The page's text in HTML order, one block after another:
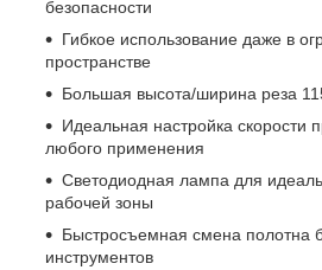
безопасности
Гибкое использование даже в
пространстве
Большая высота/ширина реза
Идеальная настройка скорости
любого применения
Светодиодная лампа для
рабочей зоны
Быстросъемная смена полотна
инструментов